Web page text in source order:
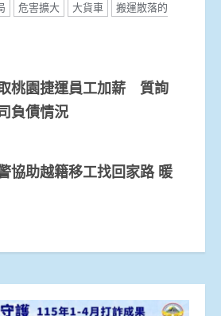
危害擴大 大貨車
搬運散落的
桃園捷運員工加薪 質詢
負債情況
協助越籍移工找回家路 暖